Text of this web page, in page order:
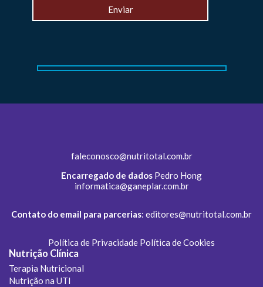
faleconosco@nutritotal.com.br
Encarregado de dados Pedro Hong
informatica@ganeplar.com.br
Contato do email para parcerias: editores@nutritotal.com.br
Política de Privacidade Política de Cookies
Nutrição Clínica
Terapia Nutricional
Nutrição na UTI